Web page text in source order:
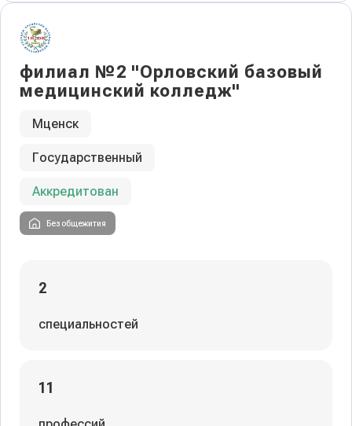
филиал №2 "Орловский базовый
медицинский колледж"
Мценск
Государственный
Аккредитован
Без общежития
2
специальностей
11